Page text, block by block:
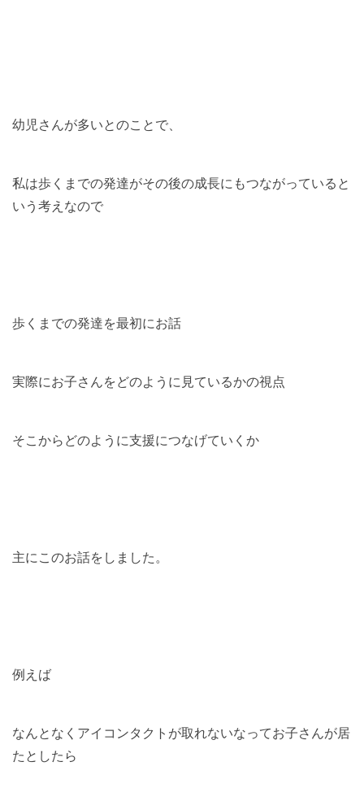
幼児さんが多いとのことで、
私は歩くまでの発達がその後の成長にもつながっていると
いう考えなので
歩くまでの発達を最初にお話
実際にお子さんをどのように見ているかの視点
そこからどのように支援につなげていくか
主にこのお話をしました。
例えば
なんとなくアイコンタクトが取れないなってお子さんが居
たとしたら